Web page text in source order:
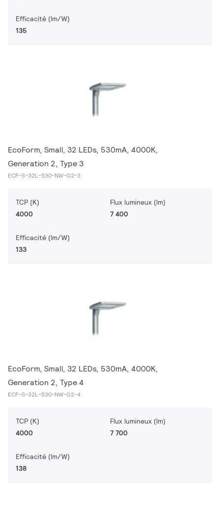
Efficacité (lm/W)
135
EcoForm, Small, 32 LEDs, 530mA, 4000K,
Generation 2, Type 3
ECF-S-32L-530-NW-G2-3
TCP (K)
4000
Flux lumineux (lm)
7 400
Efficacité (lm/W)
133
EcoForm, Small, 32 LEDs, 530mA, 4000K,
Generation 2, Type 4
ECF-S-32L-530-NW-G2-4
TCP (K)
4000
Flux lumineux (lm)
7 700
Efficacité (lm/W)
138